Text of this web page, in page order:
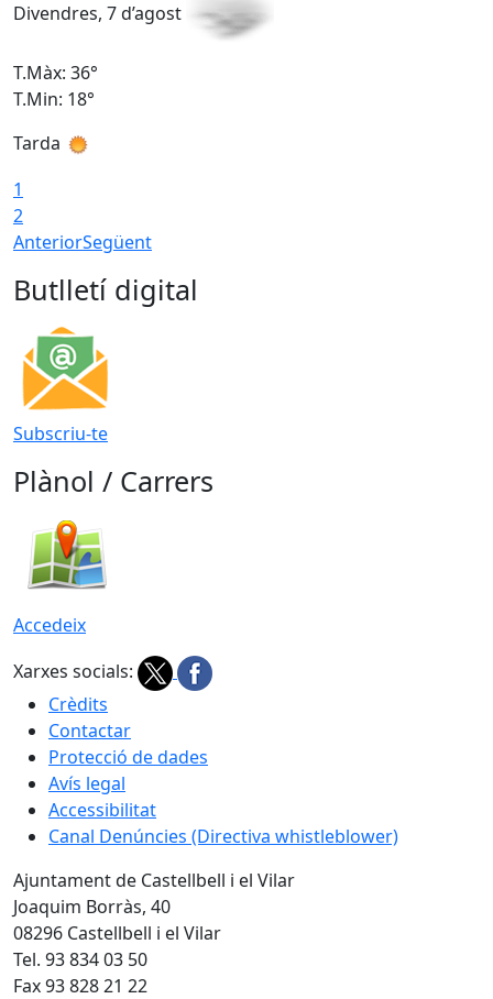
Divendres, 7 d’agost
T.Màx: 36°
T.Min: 18°
Tarda
1
2
AnteriorSegüent
Butlletí digital
Subscriu-te
Plànol / Carrers
Accedeix
Xarxes socials:
Crèdits
Contactar
Protecció de dades
Avís legal
Accessibilitat
Canal Denúncies (Directiva whistleblower)
Ajuntament de Castellbell i el Vilar
Joaquim Borràs, 40
08296 Castellbell i el Vilar
Tel. 93 834 03 50
Fax 93 828 21 22